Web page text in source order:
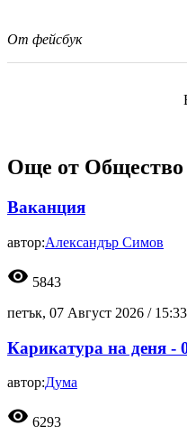
От фейсбук
Още от Общество
Ваканция
автор:Александър Симов
visibility 5843
петък, 07 Август 2026 / 15:33
Карикатура на деня -
автор:Дума
visibility 6293